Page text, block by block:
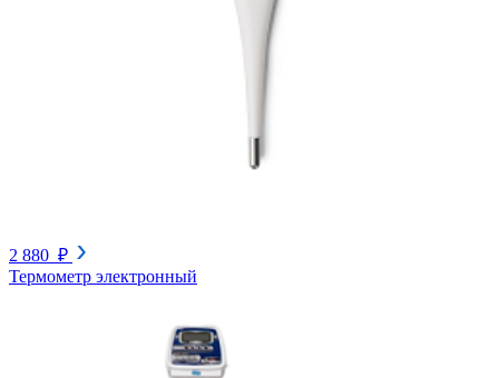
2 880 ₽
Термометр электронный